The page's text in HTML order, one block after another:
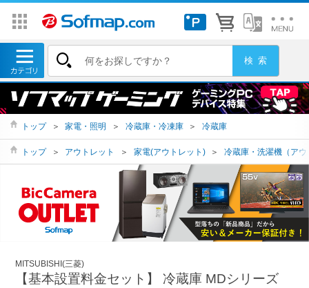
トップ ＞ 家電・照明 ＞ 冷蔵庫・冷凍庫 ＞ 冷蔵庫
トップ ＞ アウトレット ＞ 家電(アウトレット) ＞ 冷蔵庫・洗濯機（アウ
MITSUBISHI(三菱)
【基本設置料金セット】 冷蔵庫 MDシリーズ